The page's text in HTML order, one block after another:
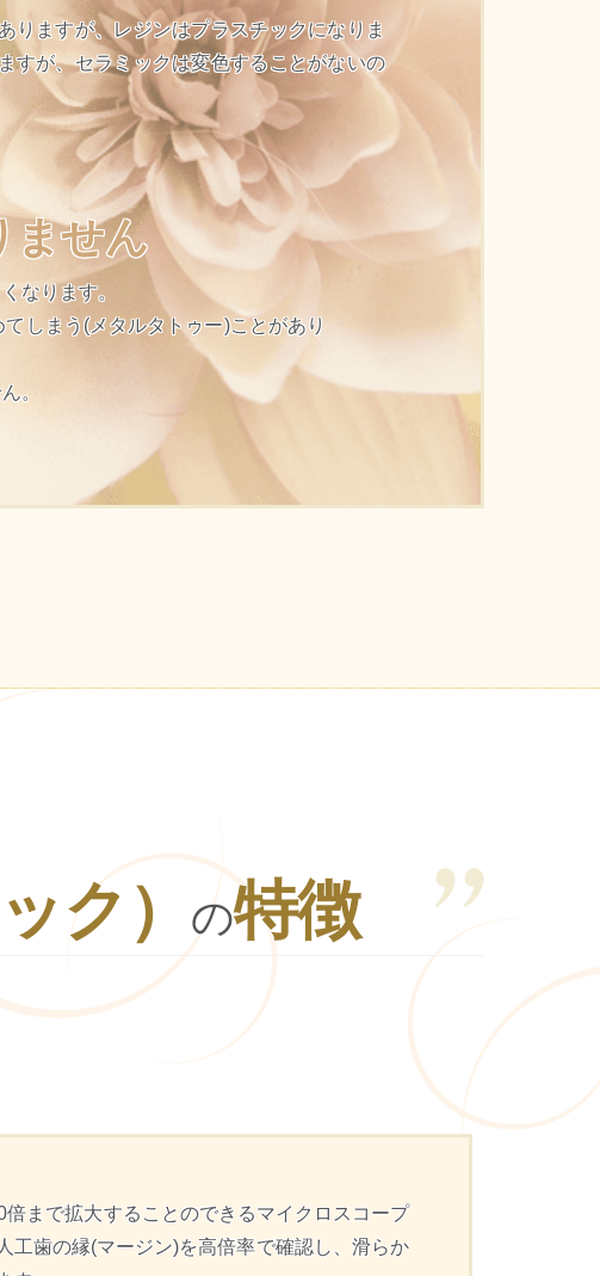
りますが、レジンはプラスチックになりま
すが、セラミックは変色することがないの
ません
なります。
しまう(メタルタトゥー)ことがあり
。
ク） の特徴
倍まで拡大することのできるマイクロスコープ
工歯の縁(マージン)を高倍率で確認し、滑らか